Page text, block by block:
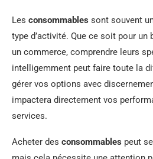
Les consommables sont souvent
type d’activité. Que ce soit pour un
un commerce, comprendre leurs
intelligemment peut faire toute la
gérer vos options avec
impactera directement vos
services.
Acheter des consommables peut